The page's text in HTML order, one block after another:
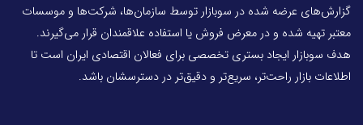
گزارش‌های عرضه شده در سوبازار توسط سازمان‌ها، شرکت‌ها و موسسات
معتبر تهیه شده و در معرض فروش یا استفاده علاقمندان قرار می‌گیرند.
هدف سوبازار ایجاد بستری تخصصی برای فعالان اقتصادی ایران است تا
اطلاعات بازار راحت‌تر، سریع‌تر و دقیق‌تر در دسترسشان باشد.